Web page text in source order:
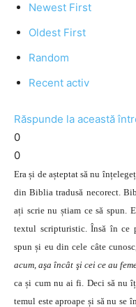
Newest First
Oldest First
Random
Recent activ
Răspunde la această
0
0
Era și de așteptat să nu
din Biblia tradusă necorect.
ați scrie nu știam ce să spun.
textul scripturistic. Însă în ce
spun și eu din cele câte
acum, aşa încât şi cei ce au
ca și cum nu ai fi. Deci să nu
temul este aproape și să nu se